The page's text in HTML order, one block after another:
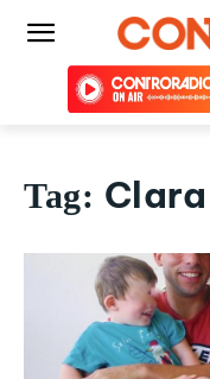
Tag: